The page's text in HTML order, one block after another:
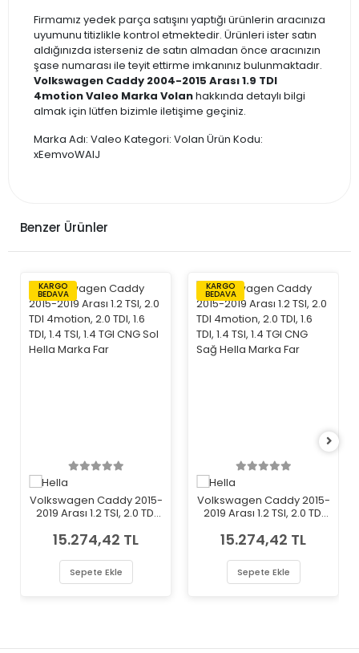
Firmamız yedek parça satışını yaptığı ürünlerin aracınıza
uyumunu titizlikle kontrol etmektedir. Ürünleri ister satın
aldığınızda isterseniz de satın almadan önce aracınızın
şase numarası ile teyit ettirme imkanınız bulunmaktadır.
Volkswagen Caddy 2004-2015 Arası 1.9 TDI
4motion Valeo Marka Volanhakkında detaylı bilgi
almak için lütfen bizimle iletişime geçiniz.
Marka Adı: Valeo Kategori: Volan Ürün Kodu:
xEemvoWAIJ
Benzer Ürünler
KARGO
BEDAVA
Volkswagen Caddy 2015-
2019 Arası 1.2 TSI, 2.0 TDI
TSI, 1.4 TGI CNG Sol Hella
Marka Far
15.274,42 TL
Sepete Ekle
KARGO
BEDAVA
Volkswagen Caddy 2015-
2019 Arası 1.2 TSI, 2.0 TDI
TSI, 1.4 TGI CNG Sağ Hella
Marka Far
15.274,42 TL
Sepete Ekle